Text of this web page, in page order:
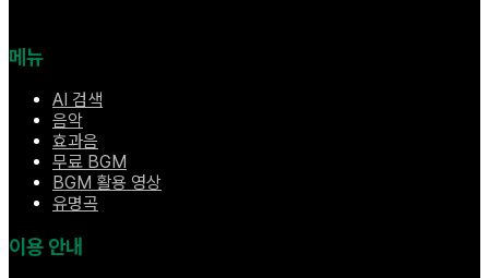
메뉴
AI 검색
음악
효과음
무료 BGM
BGM 활용 영상
유명곡
이용 안내